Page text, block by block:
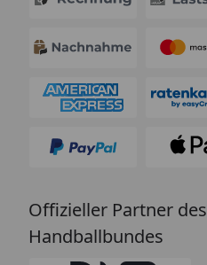
Offizieller Partner
Handballbundes